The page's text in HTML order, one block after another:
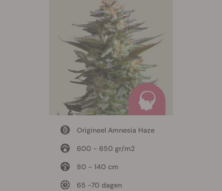
Origineel Amnesia Haze
600 - 650 gr/m2
80 - 140 cm
65 -70 dagen